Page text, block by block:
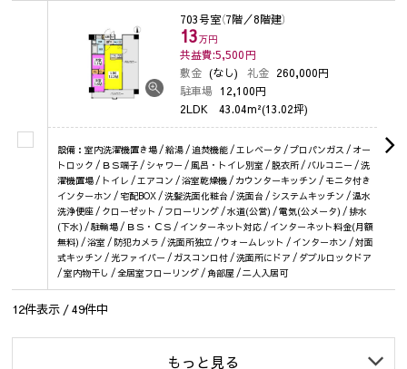
703号室（7階／8階建）
13万円
共益費:5,500円
敷金 (なし) 礼金 260,000円
駐車場 12,100円
2LDK 43.04m²(13.02坪)
設備：室内洗濯機置き場 / 給湯 / 追焚機能 / エレベータ / プロパンガス / オー
トロック / ＢＳ端子 / シャワー / 風呂・トイレ別室 / 脱衣所 / バルコニー / 洗
濯機置場 / トイレ / エアコン / 浴室乾燥機 / カウンターキッチン / モニタ付き
インターホン / 宅配BOX / 洗髪洗面化粧台 / 洗面台 / システムキッチン / 温水
洗浄便座 / クローゼット / フローリング / 水道(公営) / 電気(公メータ) / 排水
(下水) / 駐輪場 / ＢＳ・ＣＳ / インターネット対応 / インターネット料金(月額
無料) / 浴室 / 防犯カメラ / 洗面所独立 / ウォームレット / インターホン / 対面
式キッチン / 光ファイバー / ガスコンロ付 / 洗面所にドア / ダブルロックドア
/ 室内物干し / 全居室フローリング / 角部屋 / 二人入居可
12件表示 /49件中
もっと見る